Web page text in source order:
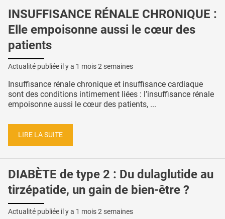
INSUFFISANCE RÉNALE CHRONIQUE :
Elle empoisonne aussi le cœur des
patients
Actualité publiée il y a 1 mois 2 semaines
Insuffisance rénale chronique et insuffisance cardiaque
sont des conditions intimement liées : l’insuffisance rénale
empoisonne aussi le cœur des patients, ...
LIRE LA SUITE
DIABÈTE de type 2 : Du dulaglutide au
tirzépatide, un gain de bien-être ?
Actualité publiée il y a 1 mois 2 semaines